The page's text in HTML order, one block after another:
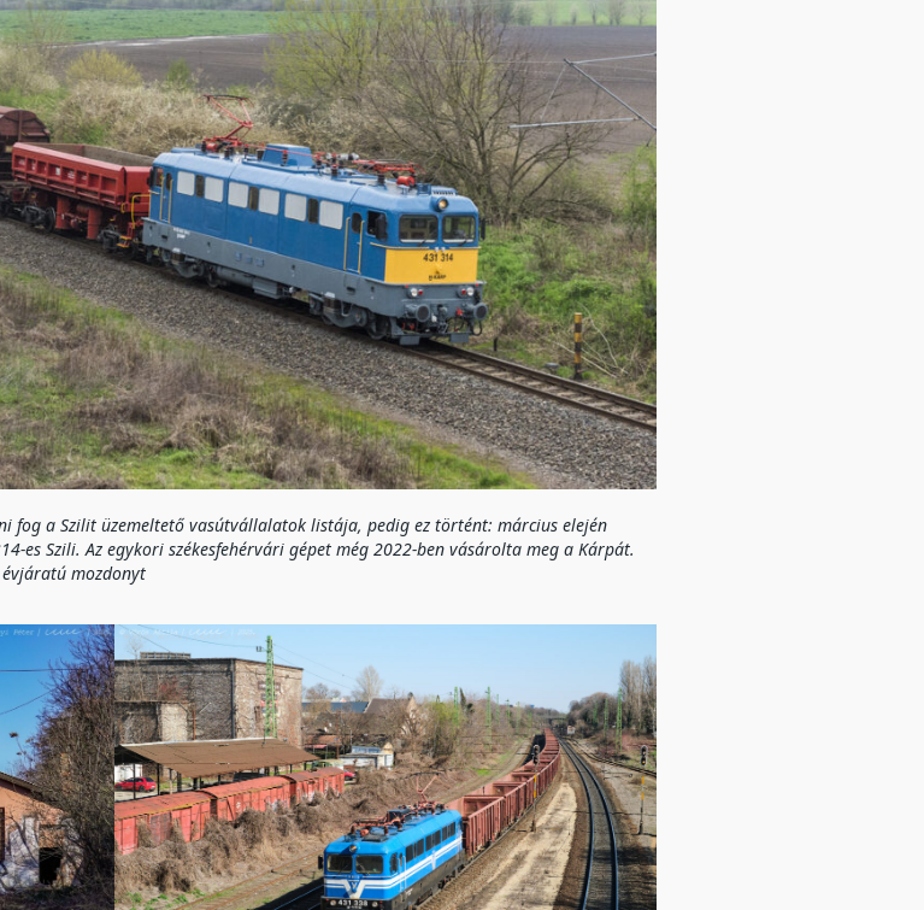
fog a Szilit üzemeltető vasútvállalatok listája, pedig ez történt: március elején
es Szili. Az egykori székesfehérvári gépet még 2022-ben vásárolta meg a Kárpát.
mozdonyt